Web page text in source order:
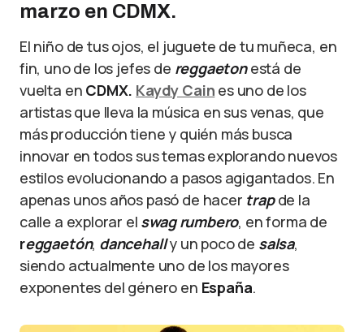
marzo en CDMX.
El niño de tus ojos, el juguete de tu muñeca, en
fin, uno de los jefes de reggaetonestá de
vuelta en CDMX. Kaydy Cain es uno de los
artistas que lleva la música en sus venas, que
más producción tiene y quién más busca
innovar en todos sus temas explorando nuevos
estilos evolucionando a pasos agigantados. En
apenas unos años pasó de hacer trapde la
calle a explorar el swag rumbero, en forma de
reggaetón, dancehally un poco de salsa,
siendo actualmente uno de los mayores
exponentes del género en España.